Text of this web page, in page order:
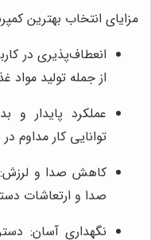
مزایای انتخاب بهترین
انعطاف‌پذیری در
از جمله تولید مواد
عملکرد پایدار و
توانایی کار مداوم
کاهش صدا و
صدا و ارتعاشات
نگهداری آسان: